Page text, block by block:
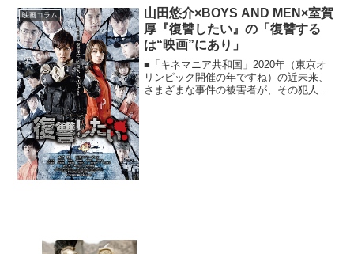
ャーリーとチョコレート工場』や『タイ
タンズを忘れない』が...
映画コラム
山田悠介×BOYS AND MEN×室賀
厚『復讐したい』の「復讐する
は“映画”にあり」
■「キネマニア共和国」2020年（東京オ
リンピック開催の年ですね）の近未来、
さまざまな事件の被害者が、その犯人に